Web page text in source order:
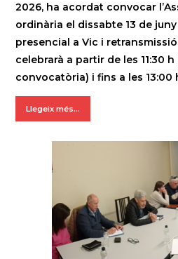
2026, ha acordat convocar
ordinària el dissabte 13 de
presencial a Vic i
celebrarà a partir de les 11:30
convocatòria) i fins a les 13:00
Llegeix més...